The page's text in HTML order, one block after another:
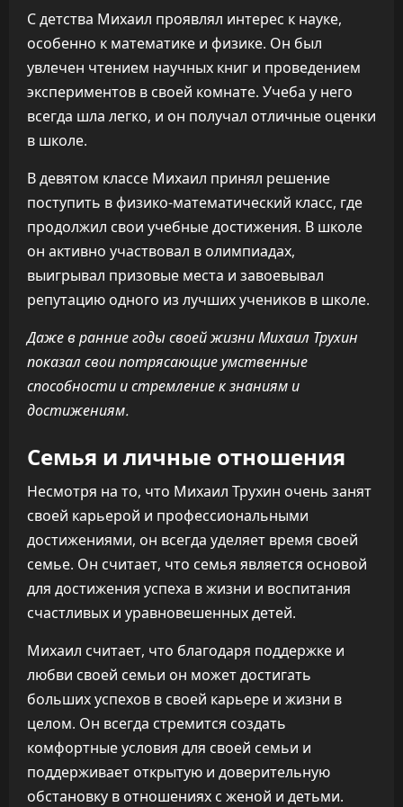
С детства Михаил проявлял интерес к науке,
особенно к математике и физике. Он был
увлечен чтением научных книг и проведением
экспериментов в своей комнате. Учеба у него
всегда шла легко, и он получал отличные оценки
в школе.
В девятом классе Михаил принял решение
поступить в физико-математический класс, где
продолжил свои учебные достижения. В школе
он активно участвовал в олимпиадах,
выигрывал призовые места и завоевывал
репутацию одного из лучших учеников в школе.
Даже в ранние годы своей жизни Михаил Трухин
показал свои потрясающие умственные
способности и стремление к знаниям и
достижениям.
Семья и личные отношения
Несмотря на то, что Михаил Трухин очень занят
своей карьерой и профессиональными
достижениями, он всегда уделяет время своей
семье. Он считает, что семья является основой
для достижения успеха в жизни и воспитания
счастливых и уравновешенных детей.
Михаил считает, что благодаря поддержке и
любви своей семьи он может достигать
больших успехов в своей карьере и жизни в
целом. Он всегда стремится создать
комфортные условия для своей семьи и
поддерживает открытую и доверительную
обстановку в отношениях с женой и детьми.